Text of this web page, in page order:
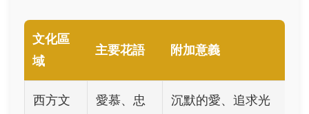
文化區
域
主要花語 附加意義
西方文
愛慕、忠
沉默的愛、追求光